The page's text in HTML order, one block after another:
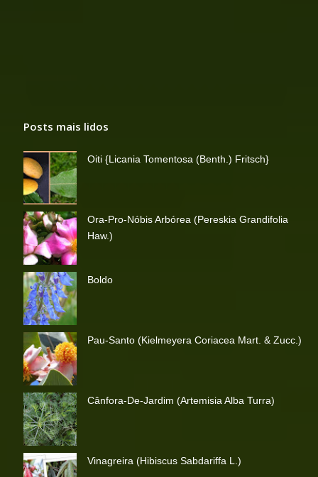
Posts mais lidos
Oiti {Licania Tomentosa (Benth.) Fritsch}
Ora-Pro-Nóbis Arbórea (Pereskia Grandifolia
Haw.)
Boldo
Pau-Santo (Kielmeyera Coriacea Mart. & Zucc.)
Cânfora-De-Jardim (Artemisia Alba Turra)
Vinagreira (Hibiscus Sabdariffa L.)